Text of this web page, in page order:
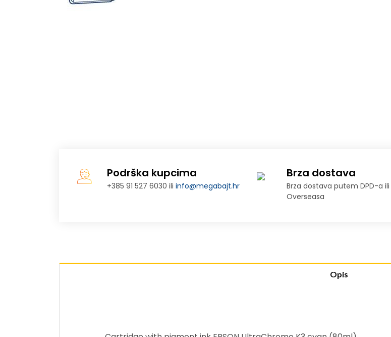
Podrška kupcima
+385 91 527 6030 iliinfo@megabajt.hr
Brza dostava
Brza dostava putem DPD-a ili
Overseasa
Opis